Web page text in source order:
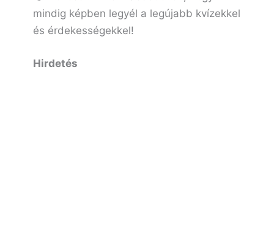
mindig képben legyél a legújabb kvízekkel
és érdekességekkel!
Hirdetés